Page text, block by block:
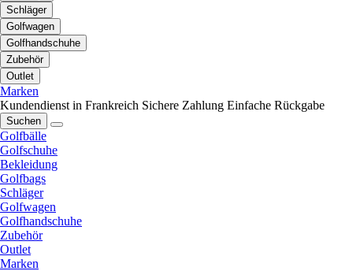
Schläger
Golfwagen
Golfhandschuhe
Zubehör
Outlet
Marken
Kundendienst in Frankreich Sichere Zahlung Einfache Rückgabe
Suchen
Golfbälle
Golfschuhe
Bekleidung
Golfbags
Schläger
Golfwagen
Golfhandschuhe
Zubehör
Outlet
Marken